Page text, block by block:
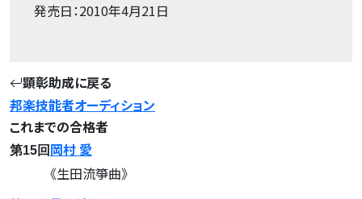
発売日：2010年4月21日
顕彰助成に戻る
邦楽技能者オーディション
これまでの合格者
第15回 岡村 愛
《生田流箏曲》